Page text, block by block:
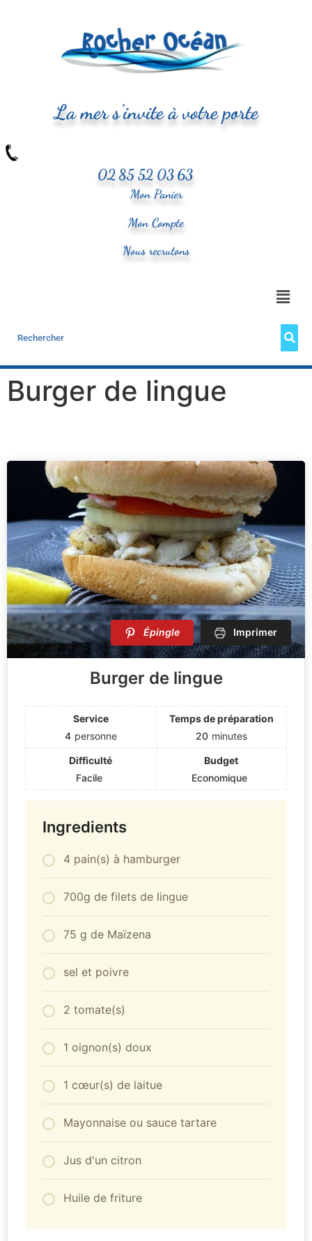
La mer s'invite à votre porte
02 85 52 03 63
Mon Panier
Mon Compte
Nous recrutons
Burger de lingue
Épingle Imprimer
Burger de lingue
Service
4 personne
Temps de préparation
20 minutes
Difficulté
Facile
Budget
Economique
Ingredients
4 pain(s) à hamburger
700g de filets de lingue
75 g de Maïzena
sel et poivre
2 tomate(s)
1 oignon(s) doux
1 cœur(s) de laitue
Mayonnaise ou sauce tartare
Jus d'un citron
Huile de friture